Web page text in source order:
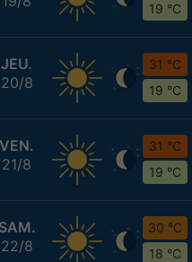
19 °C
JEU.
20/8
31 °C
19 °C
VEN.
21/8
31 °C
19 °C
SAM.
22/8
30 °C
18 °C